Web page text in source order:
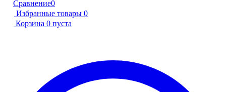
Сравнение0
Избранные товары 0
Корзина 0 пуста